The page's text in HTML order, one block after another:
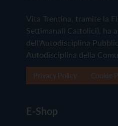
Vita Trentina, tramite la
Settimanali Cattolici), ha
dell'Autodisciplina
Autodisciplina della
E-Shop